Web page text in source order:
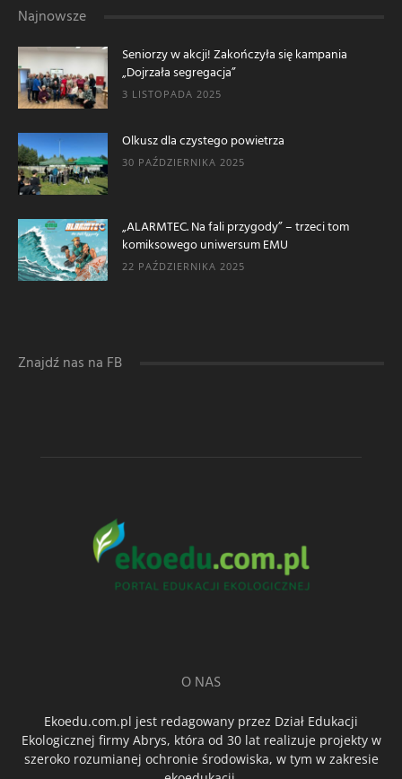
Najnowsze
Seniorzy w akcji! Zakończyła się kampania
„Dojrzała segregacja”
3 LISTOPADA 2025
Olkusz dla czystego powietrza
30 PAŹDZIERNIKA 2025
„ALARMTEC. Na fali przygody” – trzeci tom
komiksowego uniwersum EMU
22 PAŹDZIERNIKA 2025
Znajdź nas na FB
O NAS
Ekoedu.com.pl jest redagowany przez Dział Edukacji
Ekologicznej firmy Abrys, która od 30 lat realizuje projekty w
szeroko rozumianej ochronie środowiska, w tym w zakresie